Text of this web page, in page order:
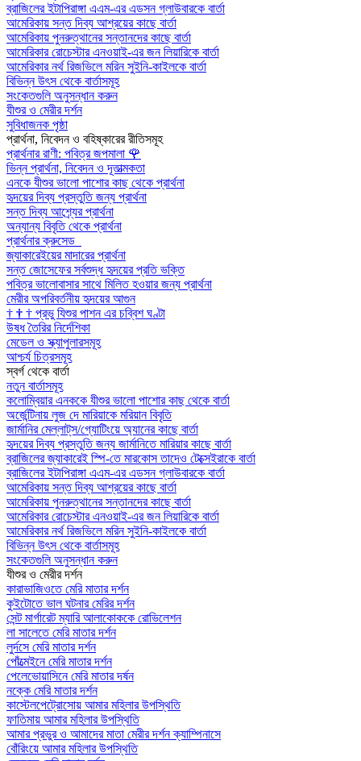
ব্রাজিলের ইটাপিরাঙ্গা এএম-এর এডসন গ্লাউবারকে বার্তা
আমেরিকায় সন্ত দিব্য আশ্রয়ের কাছে বার্তা
আমেরিকায় পুনরুত্থানের সন্তানদের কাছে বার্তা
আমেরিকার রোচেস্টার এনওয়াই-এর জন লিয়ারিকে বার্তা
আমেরিকার নর্থ রিজভিলে মরিন সুইনি-কাইলকে বার্তা
বিভিন্ন উৎস থেকে বার্তাসমূহ
সংকেতগুলি অনুসন্ধান করুন
যীশুর ও মেরীর দর্শন
সুবিধাজনক পৃষ্ঠা
প্রার্থনা, নিবেদন ও বহিষ্কারের রীতিসমূহ
প্রার্থনার রাণী: পবিত্র জপমালা 🌹
ভিন্ন প্রার্থনা, নিবেদন ও দূতাত্মকতা
এনকে যীশুর ভালো পাশোর কাছ থেকে প্রার্থনা
হৃদয়ের দিব্য প্রস্তুতি জন্য প্রার্থনা
সন্ত দিব্য আশ্র্যের প্রার্থনা
অন্যান্য বিবৃতি থেকে প্রার্থনা
প্রার্থনার ক্রুসেড
জ্যাকারেইয়ের মাদারের প্রার্থনা
সন্ত জোসেফের সর্বশুদ্ধ হৃদয়ের প্রতি ভক্তি
পবিত্র ভালোবাসার সাথে মিলিত হওয়ার জন্য প্রার্থনা
মেরীর অপরিবর্তনীয় হৃদয়ের আগুন
† † † প্রভু যিশুর পাশন এর চব্বিশ ঘণ্টা
উষধ তৈরির নির্দেশিকা
মেডেল ও স্ক্যাপুলারসমূহ
আশ্চর্য চিত্রসমূহ
স্বর্গ থেকে বার্তা
নতুন বার্তাসমূহ
কলোম্বিয়ার এনককে যীশুর ভালো পাশোর কাছ থেকে বার্তা
অর্জেন্টিনায় লুজ দে মারিয়াকে মরিয়ান বিবৃতি
জার্মানির মেল্লাট্‌স/গ্যোটিংয়ে অ্যানের কাছে বার্তা
হৃদয়ের দিব্য প্রস্তুতি জন্য জার্মানিতে মারিয়ার কাছে বার্তা
ব্রাজিলের জ্যাকারেই স্পি-তে মারকোস তাদেও টেক্সেইরাকে বার্তা
ব্রাজিলের ইটাপিরাঙ্গা এএম-এর এডসন গ্লাউবারকে বার্তা
আমেরিকায় সন্ত দিব্য আশ্রয়ের কাছে বার্তা
আমেরিকায় পুনরুত্থানের সন্তানদের কাছে বার্তা
আমেরিকার রোচেস্টার এনওয়াই-এর জন লিয়ারিকে বার্তা
আমেরিকার নর্থ রিজভিলে মরিন সুইনি-কাইলকে বার্তা
বিভিন্ন উৎস থেকে বার্তাসমূহ
সংকেতগুলি অনুসন্ধান করুন
যীশুর ও মেরীর দর্শন
কারাভাজিওতে মেরি মাতার দর্শন
কুইটোতে ভাল ঘটনার মেরির দর্শন
সেন্ট মার্গারেট ম্যারি আলাকোককে রোভিলেশন
লা সালেতে মেরি মাতার দর্শন
লুর্দসে মেরি মাতার দর্শন
পোঁত্মেইনে মেরি মাতার দর্শন
পেলেভোয়াসিনে মেরি মাতার দর্ষন
নক্কে মেরি মাতার দর্শন
কাস্টেলপেট্রোসোয় আমার মহিলার উপস্থিতি
ফাতিমায় আমার মহিলার উপস্থিতি
আমার প্রভুর ও আমাদের মাতা মেরীর দর্শন ক্যাম্পিনাসে
বোঁরিংয়ে আমার মহিলার উপস্থিতি